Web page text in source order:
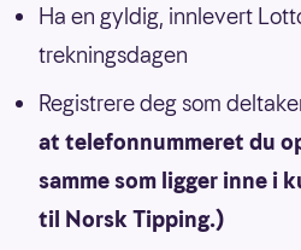
Ha en gyldig, innlevert
trekningsdagen
Registrere deg som
at telefonnummeret du
samme som ligger inne i
til Norsk Tipping.)